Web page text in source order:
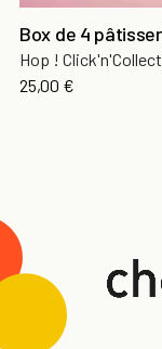
Box de 4
Hop ! Click'n'Collect
25,00 €